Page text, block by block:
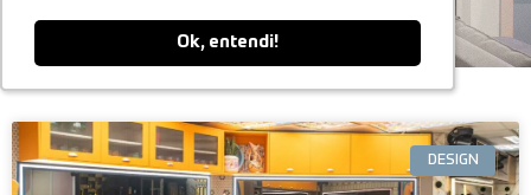
Ok, entendi!
Ok, entendi!
DESIGN